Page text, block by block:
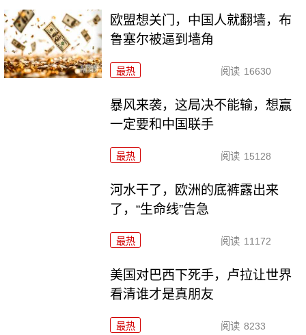
欧盟想关门，中国人就翻墙，布
鲁塞尔被逼到墙角
最热 阅读 16630
暴风来袭，这局决不能输，想赢
一定要和中国联手
最热 阅读 15128
河水干了，欧洲的底裤露出来
了，“生命线”告急
最热 阅读 11172
美国对巴西下死手，卢拉让世界
看清谁才是真朋友
最热 阅读 8233